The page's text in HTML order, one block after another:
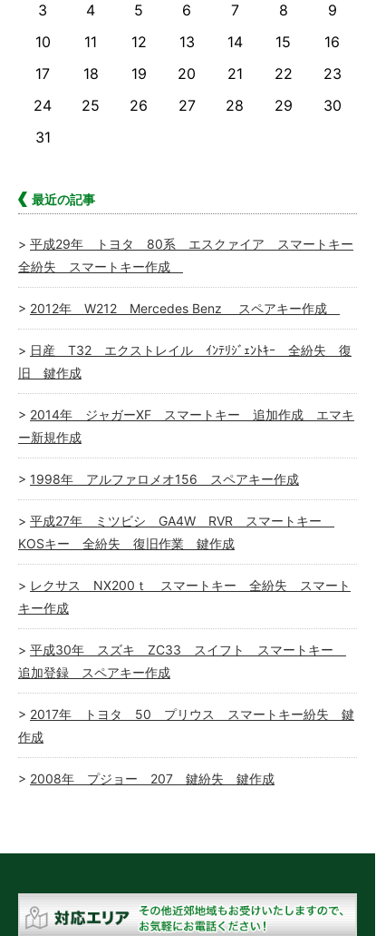
3
4 5 6 7 8
9
10
11 12 13 14 15
16
17
18 19 20 21 22
23
24
25 26 27 28 29
30
31
最近の記事
平成29年 トヨタ 80系 エスクァイア スマートキー
全紛失 スマートキー作成
2012年 W212 Mercedes Benz スペアキー作成
日産 T32 エクストレイル ｲﾝﾃﾘｼﾞｪﾝﾄｷｰ 全紛失 復
旧 鍵作成
2014年 ジャガーXF スマートキー 追加作成 エマキ
ー新規作成
1998年 アルファロメオ156 スペアキー作成
平成27年 ミツビシ GA4W RVR スマートキー
KOSキー 全紛失 復旧作業 鍵作成
レクサス NX200ｔ スマートキー 全紛失 スマート
キー作成
平成30年 スズキ ZC33 スイフト スマートキー
追加登録 スペアキー作成
2017年 トヨタ 50 プリウス スマートキー紛失 鍵
作成
2008年 プジョー 207 鍵紛失 鍵作成